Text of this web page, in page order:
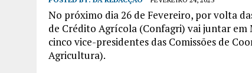
No próximo dia 26 de Fevereiro, por volta
de Crédito Agrícola (Confagri) vai juntar em
cinco vice-presidentes das Comissões de
Agricultura).